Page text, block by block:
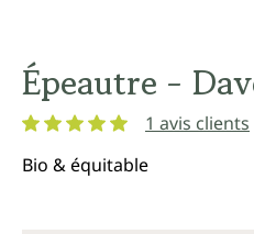
Épeautre -
1 avis clients
Bio & équitable